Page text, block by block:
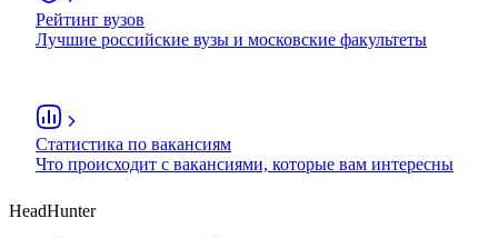
Рейтинг вузов
Лучшие российские вузы и московские факультеты
Статистика по вакансиям
Что происходит с вакансиями, которые вам интересны
HeadHunter